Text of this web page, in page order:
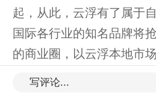
起，从此，云浮有了属于
国际各行业的知名品牌将
的商业圈，以云浮本地市
地区，从而垄断商业财富。
写评论...